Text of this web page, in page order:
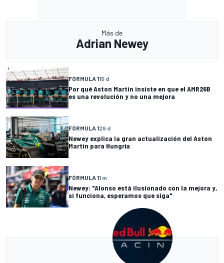
Más de
Adrian Newey
FÓRMULA 115 d
Por qué Aston Martin insiste en que el AMR26B
es una revolución y no una mejora
FÓRMULA 129 d
Newey explica la gran actualización del Aston
Martin para Hungría
FÓRMULA 11 m
Newey: "Alonso está ilusionado con la mejora y,
si funciona, esperamos que siga"